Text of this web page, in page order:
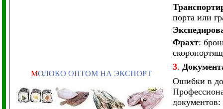
МОЛОКО ОПТОМ НА ЭКСПОРТ
порта или
Фрахт:
3.
Ошибки в
документов: